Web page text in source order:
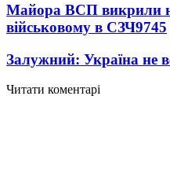
Майора ВСП викрили
військовому в СЗЧ9745
Залужний: Україна не
Читати коментарі